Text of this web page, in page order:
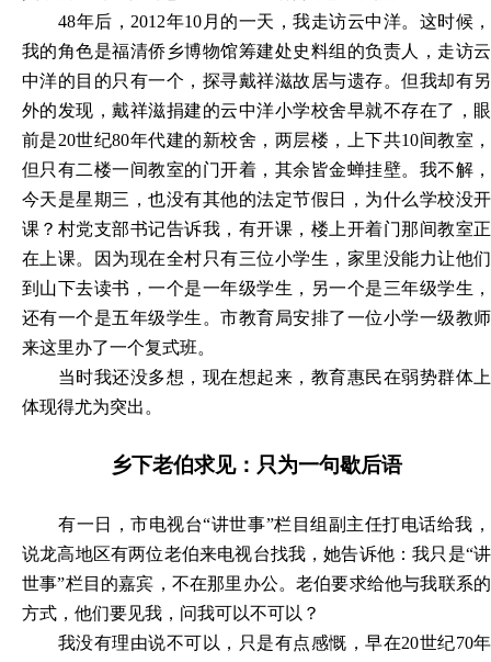
48年后，2012年10月的一天，我走访云中洋。这时候，
我的角色是福清侨乡博物馆筹建处史料组的负责人，走访云
中洋的目的只有一个，探寻戴祥滋故居与遗存。但我却有另
外的发现，戴祥滋捐建的云中洋小学校舍早就不存在了，眼
前是20世纪80年代建的新校舍，两层楼，上下共10间教室，
但只有二楼一间教室的门开着，其余皆金蝉挂壁。我不解，
今天是星期三，也没有其他的法定节假日，为什么学校没开
课？村党支部书记告诉我，有开课，楼上开着门那间教室正
在上课。因为现在全村只有三位小学生，家里没能力让他们
到山下去读书，一个是一年级学生，另一个是三年级学生，
还有一个是五年级学生。市教育局安排了一位小学一级教师
来这里办了一个复式班。
当时我还没多想，现在想起来，教育惠民在弱势群体上
体现得尤为突出。
乡下老伯求见：只为一句歇后语
有一日，市电视台“讲世事”栏目组副主任打电话给我，
说龙高地区有两位老伯来电视台找我，她告诉他：我只是“讲
世事”栏目的嘉宾，不在那里办公。老伯要求给他与我联系的
方式，他们要见我，问我可以不可以？
我没有理由说不可以，只是有点感慨，早在20世纪70年